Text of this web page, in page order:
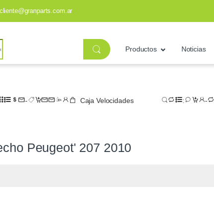
Productos Noticias
Peugeot' 207 2010
Caja Velocidades